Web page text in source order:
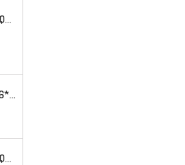
POCHOIR A4 EN PLASTIQUE MYLAR CUISINE RECETTE ALPHABET LETTRE 15 MM
POCHOIR PLASTIQUE 26*18CM : ALPHABET (14)
POCHOIR A4 EN PLASTIQUE MYLAR ALPHABET LETTRE TYPO CHARLEMAGNE